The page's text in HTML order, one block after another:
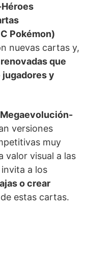
Pokémon)
nuevas cartas y,
que
jugadores y
versiones
muy
valor visual a las
a los
o crear
estas cartas.